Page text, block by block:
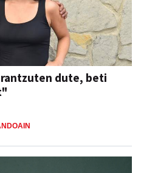
dute, beti